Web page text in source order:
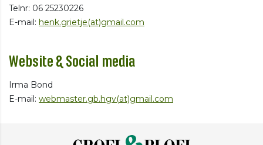
Telnr: 06 25230226
E-mail: henk.grietje(at)gmail.com
Website & Social media
Irma Bond
E-mail: webmaster.gb.hgv(at)gmail.com